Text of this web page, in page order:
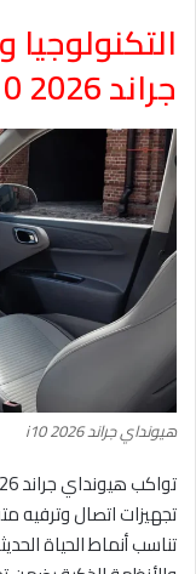
جراند i10 2026
هيونداي جراند i10 2026
تجهيزات اتصال وترفيه
تناسب أنماط الحياة